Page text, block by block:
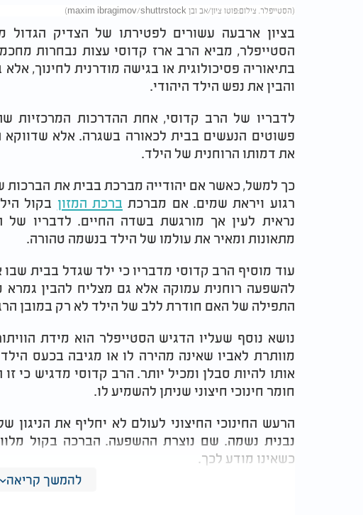
(הסטייפלר. צילום:פוטו ציון/אב ובן maxim ibragimov/shuttrstock)
בציון ארבעה עשורים לפטירתו של הצדיק הגדול
הסטייפלר, מביא הרב ארז קדוסי עצות נבחרות
בתיאוריה פסיכולוגית או בגישה מודרנית לחינוך,
והבין את נפש הילד היהודי.
לדבריו של הרב קדוסי, אחת ההדרכות המרכזיות
פשוטים הנעשים בבית לכאורה בשגרה. אלא שדווקא
את דמותו הרוחנית של הילד.
כך למשל, כאשר אם יהודייה מברכת בבית את הברכות
רגוע ויראת שמים. אם מברכת ברכת המזון בקול
נראית לעין אך מורגשת בשדה החיים. לדבריו של
מתאונות ומאיר את עולמו של הילד בנשמה טהורה.
עוד מוסיף הרב קדוסי מדבריו כי ילד שגדל בבית
להשפעה רוחנית עמוקה אלא גם מצליח להבין גמרא
התפילה של האם חודרת ללב של הילד לא רק במובן
נושא נוסף שעליו הדגיש הסטייפלר הוא מידת
מוותרת לאביו שאינה מהירה לו או מגיבה בכעס
אותו להיות סבלן ומכיל יותר. הרב קדוסי מדגיש כי
חומר חינוכי חיצוני שניתן להשמיע לו.
הרעש החינוכי החיצוני לעולם לא יחליף את
נבנית נשמה. שם נוצרת ההשפעה. הברכה בקול
כשאינו מודע לכך.
וכך חותם הרב קדוסי את דבריו בדברים נוקבים אך
להמשך קריאה